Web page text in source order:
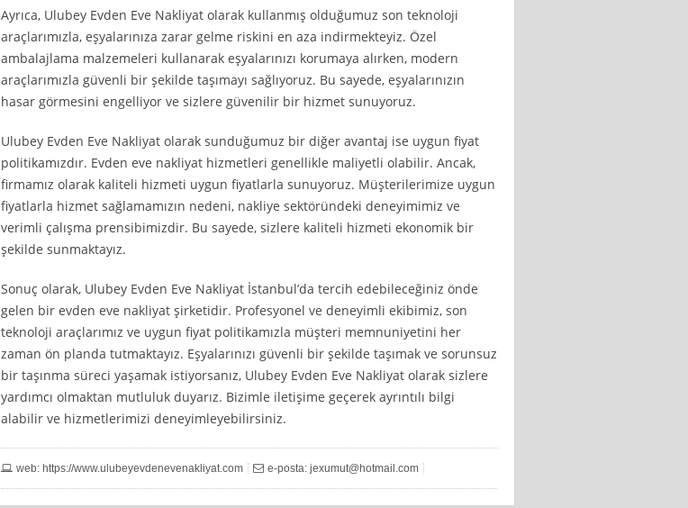
Ayrıca, Ulubey Evden Eve Nakliyat olarak kullanmış olduğumuz son teknoloji
araçlarımızla, eşyalarınıza zarar gelme riskini en aza indirmekteyiz. Özel
ambalajlama malzemeleri kullanarak eşyalarınızı korumaya alırken, modern
araçlarımızla güvenli bir şekilde taşımayı sağlıyoruz. Bu sayede, eşyalarınızın
hasar görmesini engelliyor ve sizlere güvenilir bir hizmet sunuyoruz.
Ulubey Evden Eve Nakliyat olarak sunduğumuz bir diğer avantaj ise uygun fiyat
politikamızdır. Evden eve nakliyat hizmetleri genellikle maliyetli olabilir. Ancak,
firmamız olarak kaliteli hizmeti uygun fiyatlarla sunuyoruz. Müşterilerimize uygun
fiyatlarla hizmet sağlamamızın nedeni, nakliye sektöründeki deneyimimiz ve
verimli çalışma prensibimizdir. Bu sayede, sizlere kaliteli hizmeti ekonomik bir
şekilde sunmaktayız.
Sonuç olarak, Ulubey Evden Eve Nakliyat İstanbul’da tercih edebileceğiniz önde
gelen bir evden eve nakliyat şirketidir. Profesyonel ve deneyimli ekibimiz, son
teknoloji araçlarımız ve uygun fiyat politikamızla müşteri memnuniyetini her
zaman ön planda tutmaktayız. Eşyalarınızı güvenli bir şekilde taşımak ve sorunsuz
bir taşınma süreci yaşamak istiyorsanız, Ulubey Evden Eve Nakliyat olarak sizlere
yardımcı olmaktan mutluluk duyarız. Bizimle iletişime geçerek ayrıntılı bilgi
alabilir ve hizmetlerimizi deneyimleyebilirsiniz.
web: https://www.ulubeyevdenevenakliyat.com e-posta: jexumut@hotmail.com